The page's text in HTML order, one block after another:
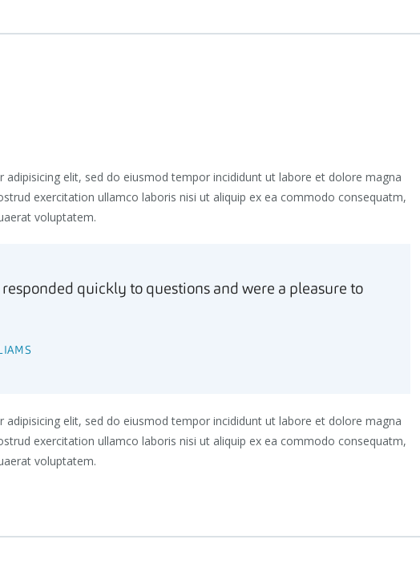
elit, sed do eiusmod tempor incididunt ut labore et dolore magna
exercitation ullamco laboris nisi ut aliquip ex ea commodo consequatm,
voluptatem.
responded quickly to questions and were a pleasure to
elit, sed do eiusmod tempor incididunt ut labore et dolore magna
exercitation ullamco laboris nisi ut aliquip ex ea commodo consequatm,
voluptatem.